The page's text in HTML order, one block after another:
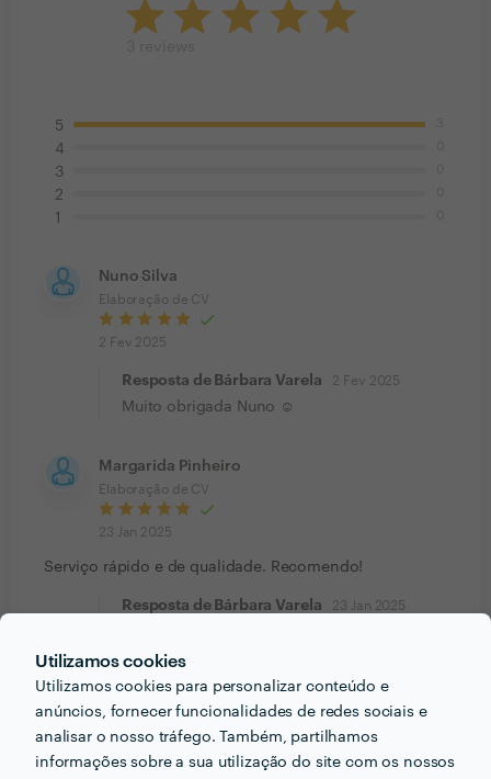
Utilizamos cookies
Utilizamos cookies para personalizar conteúdo e
anúncios, fornecer funcionalidades de redes sociais e
analisar o nosso tráfego. Também, partilhamos
informações sobre a sua utilização do site com os nossos
5
4
3
2
1
Nuno Silva
Elaboração de CV
2 Fev 2025
Resposta de Bárbara Varela 2 Fev 2025
Muito obrigada Nuno ☺️
Margarida Pinheiro
Elaboração de CV
23 Jan 2025
Serviço rápido e de qualidade. Recomendo!
Resposta de Bárbara Varela 23 Jan 2025
Paulo Jorge
Trabalho realizado fora da plataforma
22 Jan 2025